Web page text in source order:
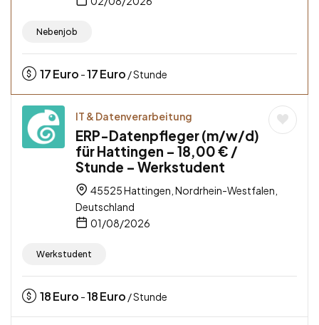
Nebenjob
17Euro -17Euro / Stunde
IT & Datenverarbeitung
ERP-Datenpfleger (m/w/d)
für Hattingen – 18,00 € /
Stunde – Werkstudent
45525 Hattingen, Nordrhein-Westfalen,
Deutschland
01/08/2026
Werkstudent
18Euro -18Euro / Stunde